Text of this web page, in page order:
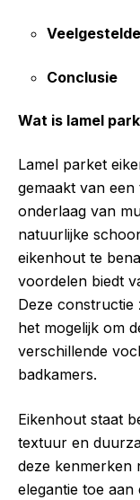
Conclusie
Wat is lamel
Lamel parket
gemaakt van
onderlaag van
natuurlijke
eikenhout te
voordelen biedt
Deze
het mogelijk om
verschillende
badkamers.
Eikenhout staat
textuur en
deze kenmerken
elegantie toe